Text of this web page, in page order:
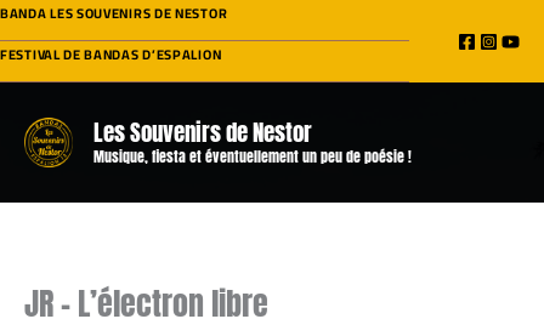
Aller
au
contenu
BANDA LES SOUVENIRS DE NESTOR
FESTIVAL DE BANDAS D’ESPALION
Les Souvenirs de Nestor
Musique, fiesta et éventuellement un peu de poésie !
JR – L’électron libre